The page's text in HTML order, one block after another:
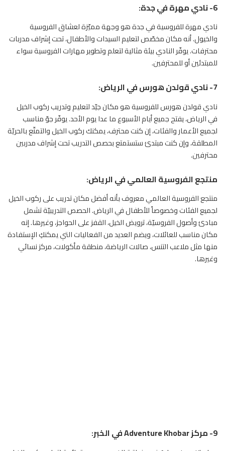
6- نادي مهرة في جدة:
نادي مهرة للفروسية في جدة هو وجهة مميّزة لعشاق الفروسية
والخيول. أنه مكان مخصّص لتعليم السيدات والأطفال، تحت إشراف مدربات
محترفات. يوفّر النادي بيئة مثالية لتعلم وتطوير مهارات الفروسية سواء
للمبتدئين أو للمحترفين.
7- نادي قولدن هورس في الرياض:
نادي قولدن هورس للفروسية هو مكان جيّد لتعليم وتدريب ركوب الخيل
في الرياض، يفتح جميع أيام الأسبوع ما عدا يوم الأحد. يوفّر جوّ مناسب
لجميع الأعمار والفئات، إن كنت محترف، يمكنك ركوب الخيل والتمتّع بالحريّة
المطلقة، وإن كنت مبتدئ ستستمتع بحصص التدريب تحت إشراف مدربين
محترفين.
منتجع الفروسية العالمي في الرياض:
منتجع الفروسية العالمي معروف بأنه أفضل مكان تدريب على ركوب الخيل
لجميع الفئات وخصوصاً للأطفال في الرياض. الحصص التدريبيّة تشمل
مبادئ وأصول الفروسيّة، ترويض الخيل، القفز على الحواجز، وغيرها. إنه
مكان مناسب للعائلات، ويضم العديد من الفعاليات التي يمكنكِ الإستفادة
منها مثل ملاعب التنس، صالات الرياضة، منطقة مأكولات، مركز نسائي
وغيرها.
9- مركز Adventure Khobar في الخبر: